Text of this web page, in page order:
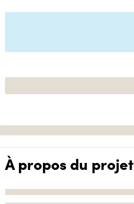
À propos du projet